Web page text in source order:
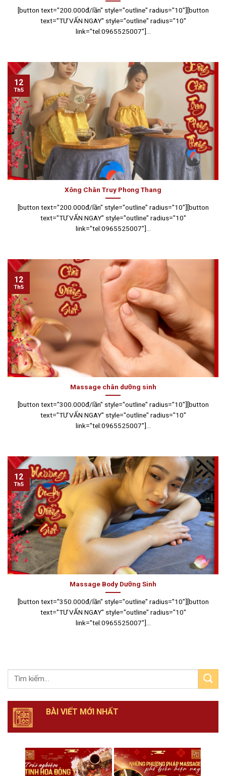
BÀI VIẾT MỚI NHẤT
[button text="200.000đ/lần" style="outline" radius="10"][button
text="TƯ VẤN NGAY" style="outline" radius="10"
link="tel:0965525007"]...
Xông Chân Truy Phong Thang
[button text="200.000đ/lần" style="outline" radius="10"][button
text="TƯ VẤN NGAY" style="outline" radius="10"
link="tel:0965525007"]...
12
Th5
Massage chân dưỡng sinh
[button text="300.000đ/lần" style="outline" radius="10"][button
text="TƯ VẤN NGAY" style="outline" radius="10"
link="tel:0965525007"]...
12
Th5
Massage Body Dưỡng Sinh
[button text="350.000đ/lần" style="outline" radius="10"][button
text="TƯ VẤN NGAY" style="outline" radius="10"
link="tel:0965525007"]...
12
Th5